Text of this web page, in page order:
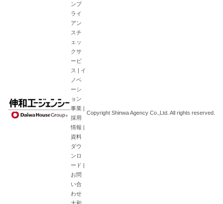
ンプ
ライ
アン
スチ
ェッ
クサ
ービ
ス | イ
ノベ
ーシ
ョン
事業 |
採用
情報 |
資料
ダウ
ンロ
ード |
お問
い合
わせ
Copyright Shinwa Agency Co.,Ltd. All rights reserved.